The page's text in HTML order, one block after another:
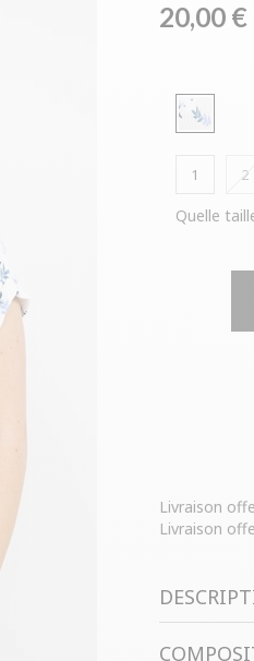
MEILLEURES VENTES20,00 €
1 2
Quelle
Livraison
Livraison